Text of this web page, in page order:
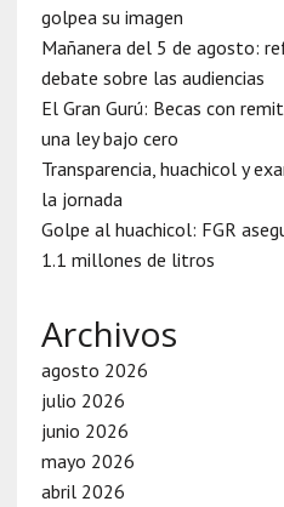
golpea su imagen
Mañanera del 5 de agosto:
debate sobre las audiencias
El Gran Gurú: Becas con
una ley bajo cero
Transparencia, huachicol y
la jornada
Golpe al huachicol: FGR
1.1 millones de litros
Archivos
agosto 2026
julio 2026
junio 2026
mayo 2026
abril 2026